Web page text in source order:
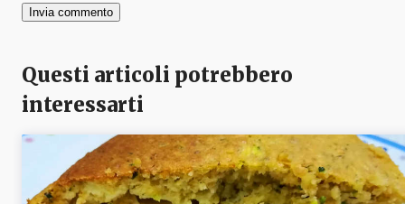
Questi articoli potrebbero
interessarti